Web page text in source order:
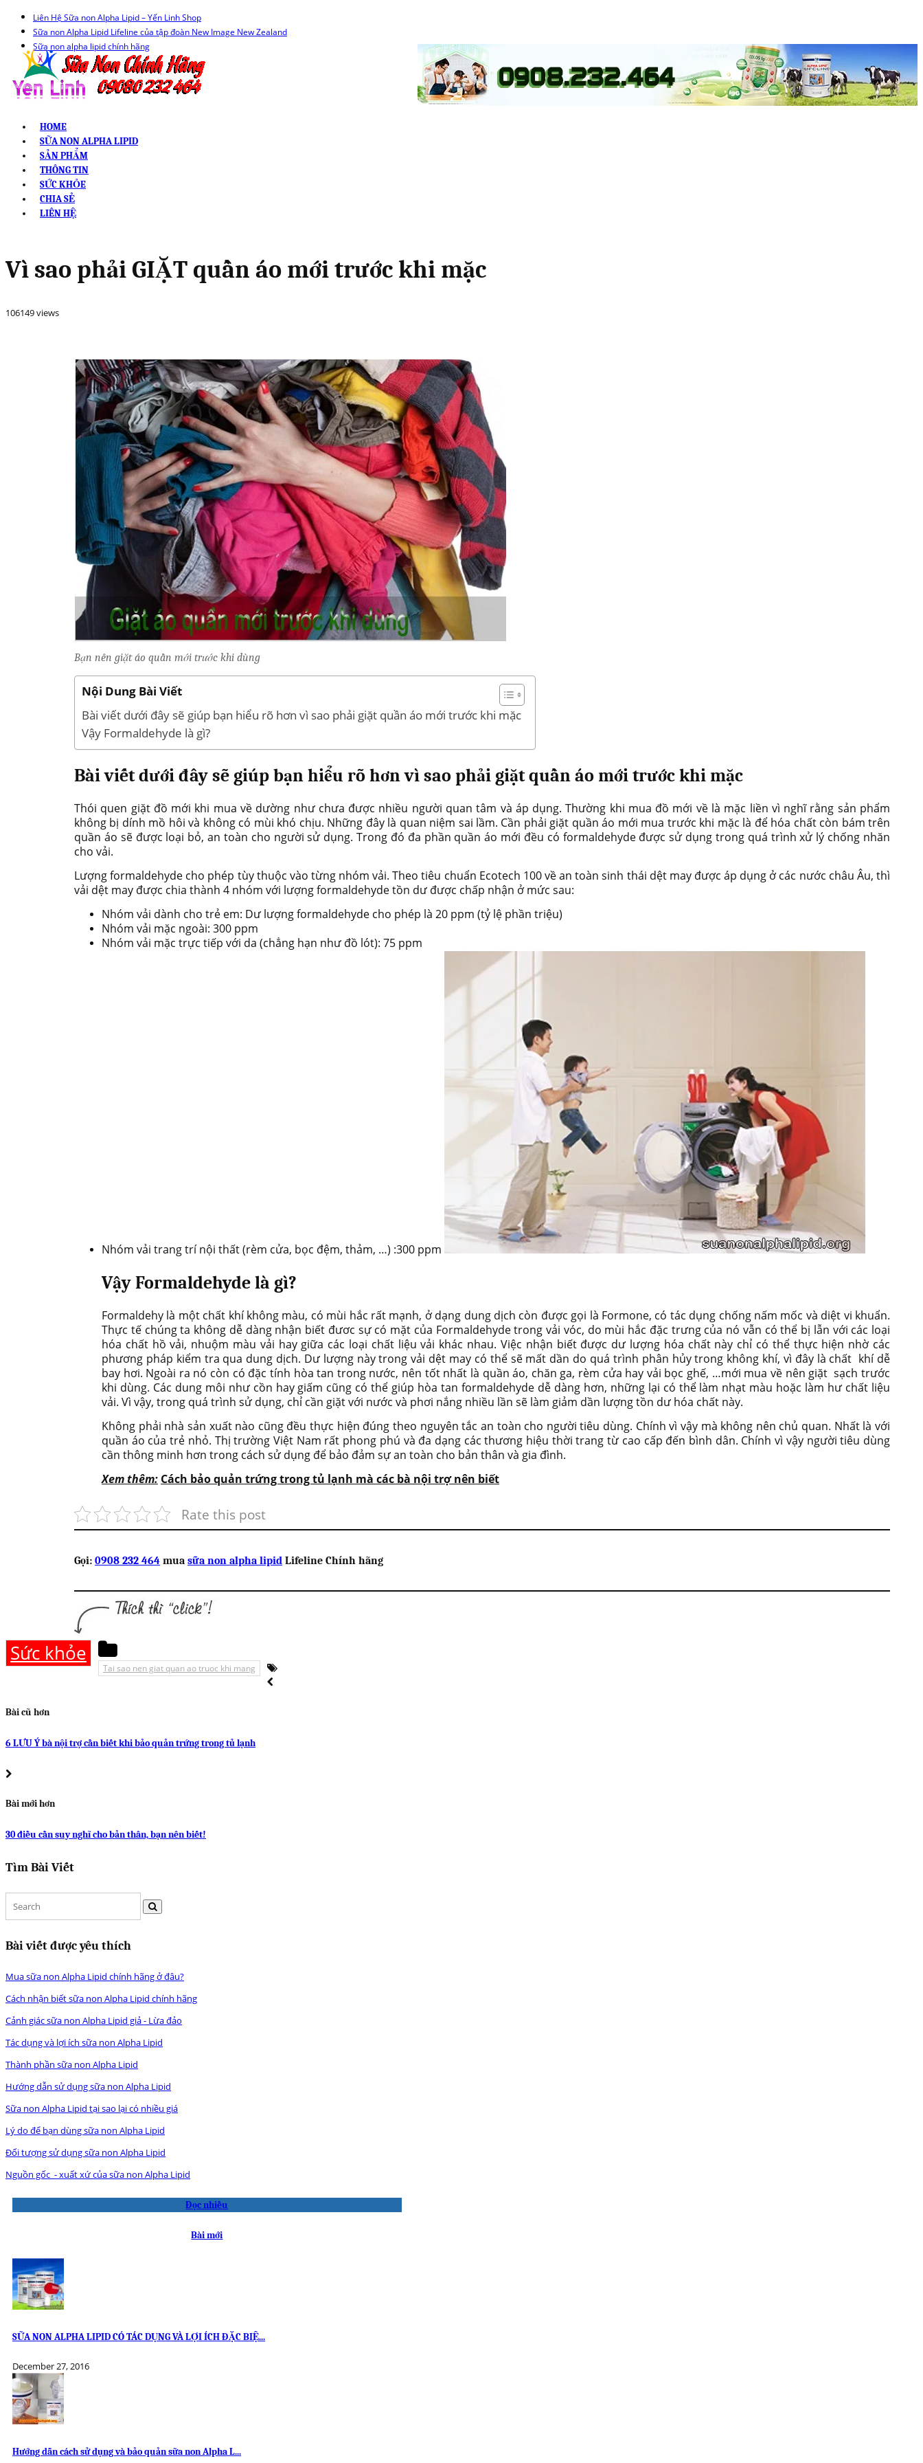
Liên Hệ Sữa non Alpha Lipid – Yến Linh Shop
Sữa non Alpha Lipid Lifeline của tập đoàn New Image New Zealand
Sữa non alpha lipid chính hãng
HOME
SỮA NON ALPHA LIPID
SẢN PHẨM
THÔNG TIN
SỨC KHỎE
CHIA SẺ
LIÊN HỆ
Vì sao phải GIẶT quần áo mới trước khi mặc
106149 views
Bạn nên giặt áo quần mới trước khi dùng
Nội Dung Bài Viết
Bài viết dưới đây sẽ giúp bạn hiểu rõ hơn vì sao phải giặt quần áo mới trước khi mặc
Vậy Formaldehyde là gì?
Bài viết dưới đây sẽ giúp bạn hiểu rõ hơn vì sao phải giặt quần áo mới trước khi mặc
Thói quen giặt đồ mới khi mua về dường như chưa được nhiều người quan tâm và áp dụng. Thường khi mua đồ mới về là mặc liền vì nghĩ rằng sản phẩm
không bị dính mồ hôi và không có mùi khó chịu. Những đây là quan niệm sai lầm. Cần phải giặt quần áo mới mua trước khi mặc là để hóa chất còn bám trên
quần áo sẽ được loại bỏ, an toàn cho người sử dụng. Trong đó đa phần quần áo mới đều có formaldehyde được sử dụng trong quá trình xử lý chống nhăn
cho vải.
Lượng formaldehyde cho phép tùy thuộc vào từng nhóm vải. Theo tiêu chuẩn Ecotech 100 về an toàn sinh thái dệt may được áp dụng ở các nước châu Âu, thì
vải dệt may được chia thành 4 nhóm với lượng formaldehyde tồn dư được chấp nhận ở mức sau:
Nhóm vải dành cho trẻ em: Dư lượng formaldehyde cho phép là 20 ppm (tỷ lệ phần triệu)
Nhóm vải mặc ngoài: 300 ppm
Nhóm vải mặc trực tiếp với da (chẳng hạn như đồ lót): 75 ppm
Nhóm vải trang trí nội thất (rèm cửa, bọc đệm, thảm, …) :300 ppm
Vậy Formaldehyde là gì?
Formaldehy là một chất khí không màu, có mùi hắc rất mạnh, ở dạng dung dịch còn được gọi là Formone, có tác dụng chống nấm mốc và diệt vi khuẩn.
Thực tế chúng ta không dễ dàng nhận biết đươc sự có mặt của Formaldehyde trong vải vóc, do mùi hắc đặc trưng của nó vẫn có thể bị lẫn với các loại
hóa chất hồ vải, nhuộm màu vải hay giữa các loại chất liệu vải khác nhau. Việc nhận biết được dư lượng hóa chất này chỉ có thể thực hiện nhờ các
phương pháp kiểm tra qua dung dịch. Dư lượng này trong vải dệt may có thể sẽ mất dần do quá trình phân hủy trong không khí, vì đây là chất khí dễ
bay hơi. Ngoài ra nó còn có đặc tính hòa tan trong nước, nên tốt nhất là quần áo, chăn ga, rèm cửa hay vải bọc ghế, …mới mua về nên giặt sạch trước
khi dùng. Các dung môi như cồn hay giấm cũng có thể giúp hòa tan formaldehyde dễ dàng hơn, những lại có thể làm nhạt màu hoặc làm hư chất liệu
vải. Vì vậy, trong quá trình sử dụng, chỉ cần giặt với nước và phơi nắng nhiều lần sẽ làm giảm dần lượng tồn dư hóa chất này.
Không phải nhà sản xuất nào cũng đều thực hiện đúng theo nguyên tắc an toàn cho người tiêu dùng. Chính vì vậy mà không nên chủ quan. Nhất là với
quần áo của trẻ nhỏ. Thị trường Việt Nam rất phong phú và đa dạng các thương hiệu thời trang từ cao cấp đến bình dân. Chính vì vậy người tiêu dùng
cần thông minh hơn trong cách sử dụng để bảo đảm sự an toàn cho bản thân và gia đình.
Xem thêm: Cách bảo quản trứng trong tủ lạnh mà các bà nội trợ nên biết
Rate this post
Gọi: 0908 232 464 mua sữa non alpha lipid Lifeline Chính hãng
Sức khỏe
Tai sao nen giat quan ao truoc khi mang
Bài cũ hơn
6 LƯU Ý bà nội trợ cần biết khi bảo quản trứng trong tủ lạnh
Bài mới hơn
30 điều cần suy nghĩ cho bản thân, bạn nên biết!
Tìm Bài Viết
Bài viết được yêu thích
Mua sữa non Alpha Lipid chính hãng ở đâu?
Cách nhận biết sữa non Alpha Lipid chính hãng
Cảnh giác sữa non Alpha Lipid giả - Lừa đảo
Tác dụng và lợi ích sữa non Alpha Lipid
Thành phần sữa non Alpha Lipid
Hướng dẫn sử dụng sữa non Alpha Lipid
Sữa non Alpha Lipid tại sao lại có nhiều giá
Lý do để bạn dùng sữa non Alpha Lipid
Đối tượng sử dụng sữa non Alpha Lipid
Nguồn gốc - xuất xứ của sữa non Alpha Lipid
Đọc nhiều
Bài mới
SỮA NON ALPHA LIPID CÓ TÁC DỤNG VÀ LỢI ÍCH ĐẶC BIỆ...
December 27, 2016
Hướng dẫn cách sử dụng và bảo quản sữa non Alpha L...